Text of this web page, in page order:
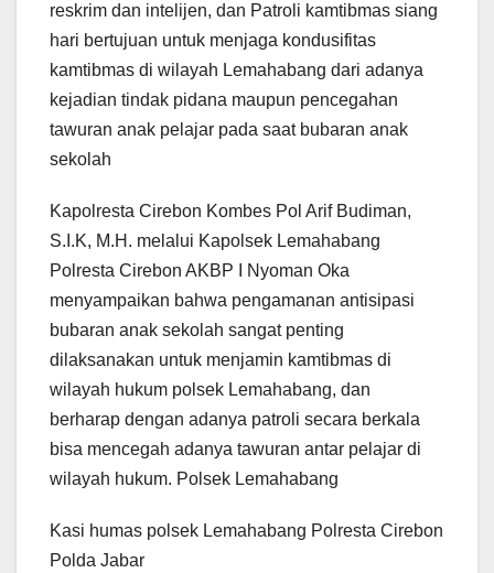
reskrim dan intelijen, dan Patroli kamtibmas siang
hari bertujuan untuk menjaga kondusifitas
kamtibmas di wilayah Lemahabang dari adanya
kejadian tindak pidana maupun pencegahan
tawuran anak pelajar pada saat bubaran anak
sekolah
Kapolresta Cirebon Kombes Pol Arif Budiman,
S.I.K, M.H. melalui Kapolsek Lemahabang
Polresta Cirebon AKBP I Nyoman Oka
menyampaikan bahwa pengamanan antisipasi
bubaran anak sekolah sangat penting
dilaksanakan untuk menjamin kamtibmas di
wilayah hukum polsek Lemahabang, dan
berharap dengan adanya patroli secara berkala
bisa mencegah adanya tawuran antar pelajar di
wilayah hukum. Polsek Lemahabang
Kasi humas polsek Lemahabang Polresta Cirebon
Polda Jabar